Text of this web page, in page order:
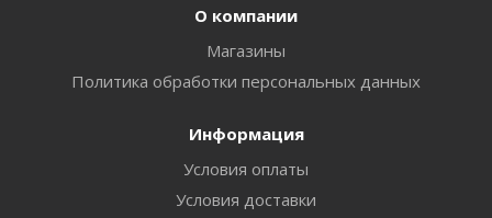
О компании
Магазины
Политика обработки персональных данных
Информация
Условия оплаты
Условия доставки